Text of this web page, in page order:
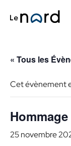
« Tous les
Cet évènement
25 novembre